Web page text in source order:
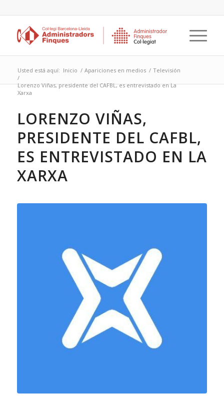
Usted está aquí: Inicio / Apariciones en medios / Televisión
/
Lorenzo Viñas, presidente del CAFBL, es entrevistado en La
Xarxa
LORENZO VIÑAS,
PRESIDENTE DEL CAFBL,
ES ENTREVISTADO EN LA
XARXA